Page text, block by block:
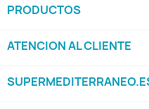
PRODUCTOS
ATENCION AL CLIENTE